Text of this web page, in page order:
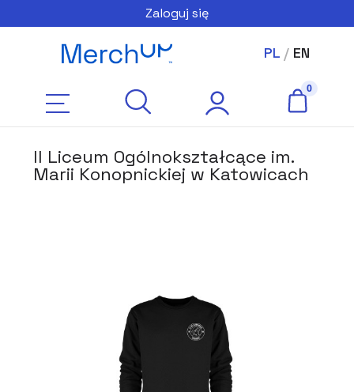
Zaloguj się
PL/ EN
II Liceum Ogólnokształcące im.
Marii Konopnickiej w Katowicach